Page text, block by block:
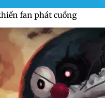
fan phát cuồng